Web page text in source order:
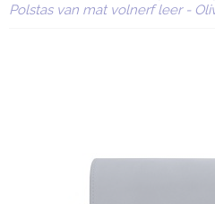
Polstas van mat volnerf leer -